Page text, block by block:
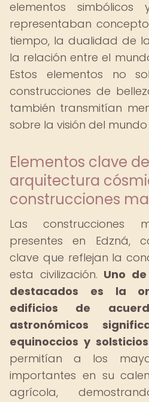
elementos
representaban
tiempo, la dualidad de
la relación entre el
Estos elementos no
construcciones de
también transmitían
sobre la visión del
Elementos clave
arquitectura
construcciones
Las construcciones
presentes en Edzná,
clave que reflejan la
esta civilización. Uno
destacados es la
edificios de
astronómicos
equinoccios y
permitían a los
importantes en su
agrícola,